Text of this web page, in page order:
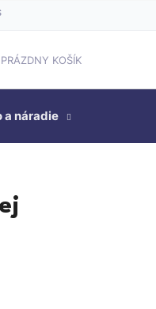
PRÁZDNY KOŠÍK
a náradie